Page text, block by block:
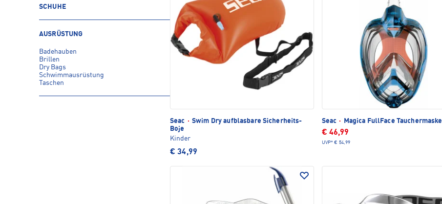
SCHUHE
AUSRÜSTUNG
Badehauben
Brillen
Dry Bags
Schwimmausrüstung
Taschen
Seac · Swim Dry aufblasbare Sicherheits-
Boje
Kinder
€ 34,99
Seac · Magica FullFace Tauchermaske
€ 46,99
UVP* € 54,99